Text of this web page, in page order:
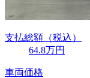
支払総額 （税込）
64.8万円
車両価格